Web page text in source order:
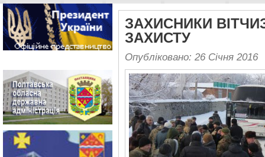
ЗАХИСНИКИ
ЗАХИСТУ
Опубліковано: 26 Січня 2016